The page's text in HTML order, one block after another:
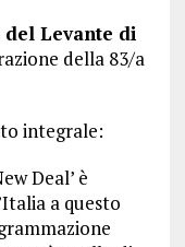
del Levante di
della 83/a
integrale:
Deal’ è
a questo